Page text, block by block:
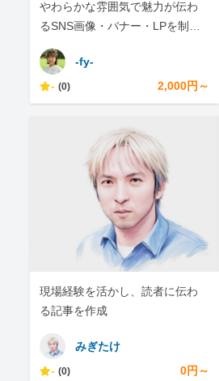
やわらかな雰囲気で魅力が伝わ
るSNS画像・バナー・LPを制作
-fy-
- (0) 2,000円～
現場経験を活かし、読者に伝わ
る記事を作成
みぎたけ
- (0) 0円～